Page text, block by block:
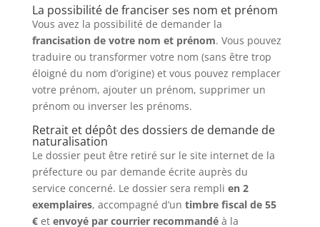
La possibilité de franciser ses nom et prénom
Vous avez la possibilité de demander la
francisation de votre nom et prénom. Vous pouvez
traduire ou transformer votre nom (sans être trop
éloigné du nom d’origine) et vous pouvez remplacer
votre prénom, ajouter un prénom, supprimer un
prénom ou inverser les prénoms.
Retrait et dépôt des dossiers de demande de
naturalisation
Le dossier peut être retiré sur le site internet de la
préfecture ou par demande écrite auprès du
service concerné. Le dossier sera rempli en 2
exemplaires, accompagné d’un timbre fiscal de 55
€et envoyé par courrier recommandéà la